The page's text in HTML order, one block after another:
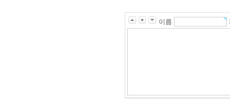
이름